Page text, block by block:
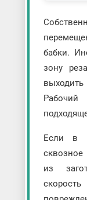
бабки.
зону
Если в
сквозное
из
скорость